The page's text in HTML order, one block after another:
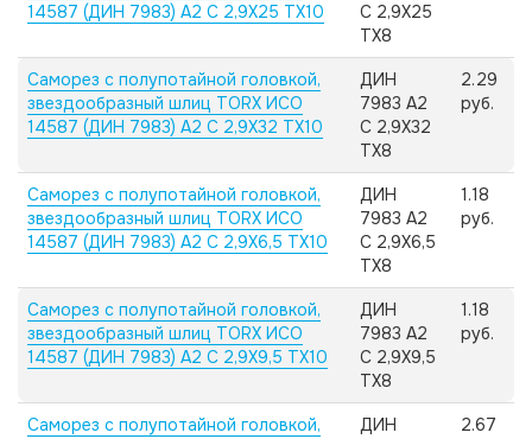
14587 (ДИН 7983) А2 C 2,9X25 TX10
C 2,9X25
TX8
Саморез с полупотайной головкой,
звездообразный шлиц TORX ИСО
14587 (ДИН 7983) А2 C 2,9X32 TX10
ДИН
7983 А2
C 2,9X32
TX8
2.29
руб.
Саморез с полупотайной головкой,
звездообразный шлиц TORX ИСО
14587 (ДИН 7983) А2 C 2,9X6,5 TX10
ДИН
7983 А2
C 2,9X6,5
TX8
1.18
руб.
Саморез с полупотайной головкой,
звездообразный шлиц TORX ИСО
14587 (ДИН 7983) А2 C 2,9X9,5 TX10
ДИН
7983 А2
C 2,9X9,5
TX8
1.18
руб.
Саморез с полупотайной головкой,
ДИН
2.67